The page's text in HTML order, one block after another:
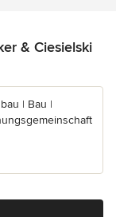
& Ciesielski
| Bau |